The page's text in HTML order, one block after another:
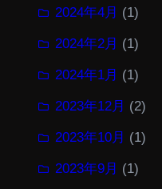
2024年4月 (1)
2024年2月 (1)
2024年1月 (1)
2023年12月 (2)
2023年10月 (1)
2023年9月 (1)